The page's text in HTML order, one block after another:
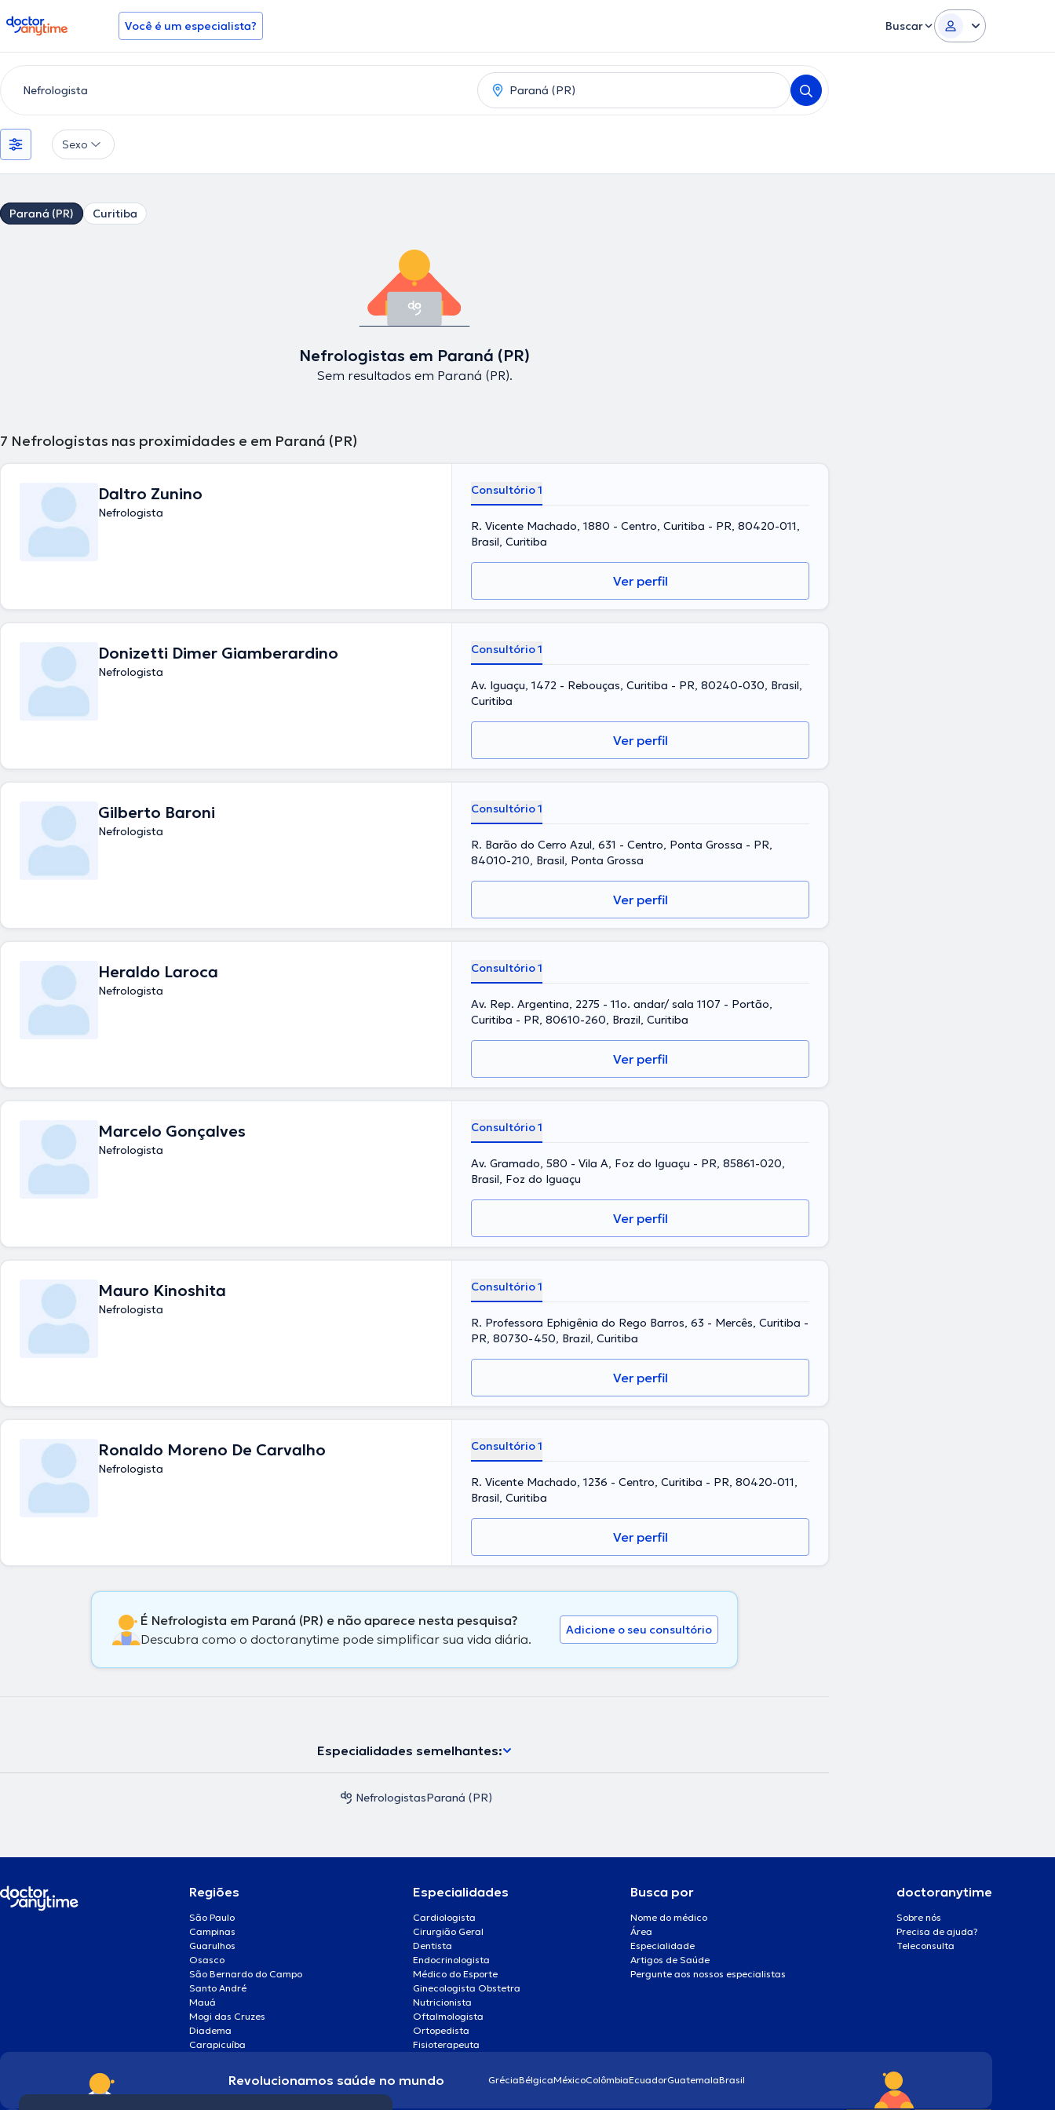
doctoranytime Você é um especialista? Buscar
Sexo
Paraná (PR) Curitiba
Nefrologistas em Paraná (PR)
Sem resultados em Paraná (PR).
7 Nefrologistas nas proximidades e em Paraná (PR)
Daltro Zunino
Nefrologista
Consultório 1
R. Vicente Machado, 1880 - Centro, Curitiba - PR, 80420-011,
Brasil, Curitiba
Ver perfil
Donizetti Dimer Giamberardino
Nefrologista
Consultório 1
Av. Iguaçu, 1472 - Rebouças, Curitiba - PR, 80240-030, Brasil,
Curitiba
Ver perfil
Gilberto Baroni
Nefrologista
Consultório 1
R. Barão do Cerro Azul, 631 - Centro, Ponta Grossa - PR,
84010-210, Brasil, Ponta Grossa
Ver perfil
Heraldo Laroca
Nefrologista
Consultório 1
Av. Rep. Argentina, 2275 - 11o. andar/ sala 1107 - Portão,
Curitiba - PR, 80610-260, Brazil, Curitiba
Ver perfil
Marcelo Gonçalves
Nefrologista
Consultório 1
Av. Gramado, 580 - Vila A, Foz do Iguaçu - PR, 85861-020,
Brasil, Foz do Iguaçu
Ver perfil
Mauro Kinoshita
Nefrologista
Consultório 1
R. Professora Ephigênia do Rego Barros, 63 - Mercês, Curitiba -
PR, 80730-450, Brazil, Curitiba
Ver perfil
Ronaldo Moreno De Carvalho
Nefrologista
Consultório 1
R. Vicente Machado, 1236 - Centro, Curitiba - PR, 80420-011,
Brasil, Curitiba
Ver perfil
É Nefrologista em Paraná (PR) e não aparece nesta pesquisa?
Descubra como o doctoranytime pode simplificar sua vida diária.
Adicione o seu consultório
Especialidades semelhantes:
NefrologistasParaná (PR)
Regiões
São Paulo
Campinas
Guarulhos
Osasco
São Bernardo do Campo
Santo André
Mauá
Mogi das Cruzes
Diadema
Carapicuíba
Especialidades
Cardiologista
Cirurgião Geral
Dentista
Endocrinologista
Médico do Esporte
Ginecologista Obstetra
Nutricionista
Oftalmologista
Ortopedista
Fisioterapeuta
Busca por
Nome do médico
Área
Especialidade
Artigos de Saúde
Pergunte aos nossos especialistas
doctoranytime
Sobre nós
Precisa de ajuda?
Teleconsulta
Revolucionamos saúde no mundo GréciaBélgicaMéxicoColômbiaEcuadorGuatemalaBrasil